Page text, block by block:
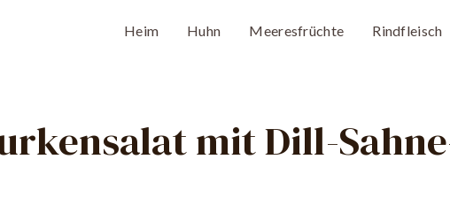
Heim Huhn Meeresfrüchte Rindfleisch
mit Dill-